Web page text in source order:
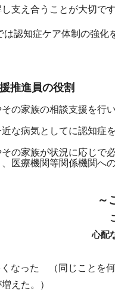
支え合うことが大切です
は認知症ケア体制の強化
推進員の役割
の家族の相談支援を行い
近な病気としてに認知症
その家族が状況に応じで
医療機関等関係機関へ
～
心配
くなった （同じことを
えた。）